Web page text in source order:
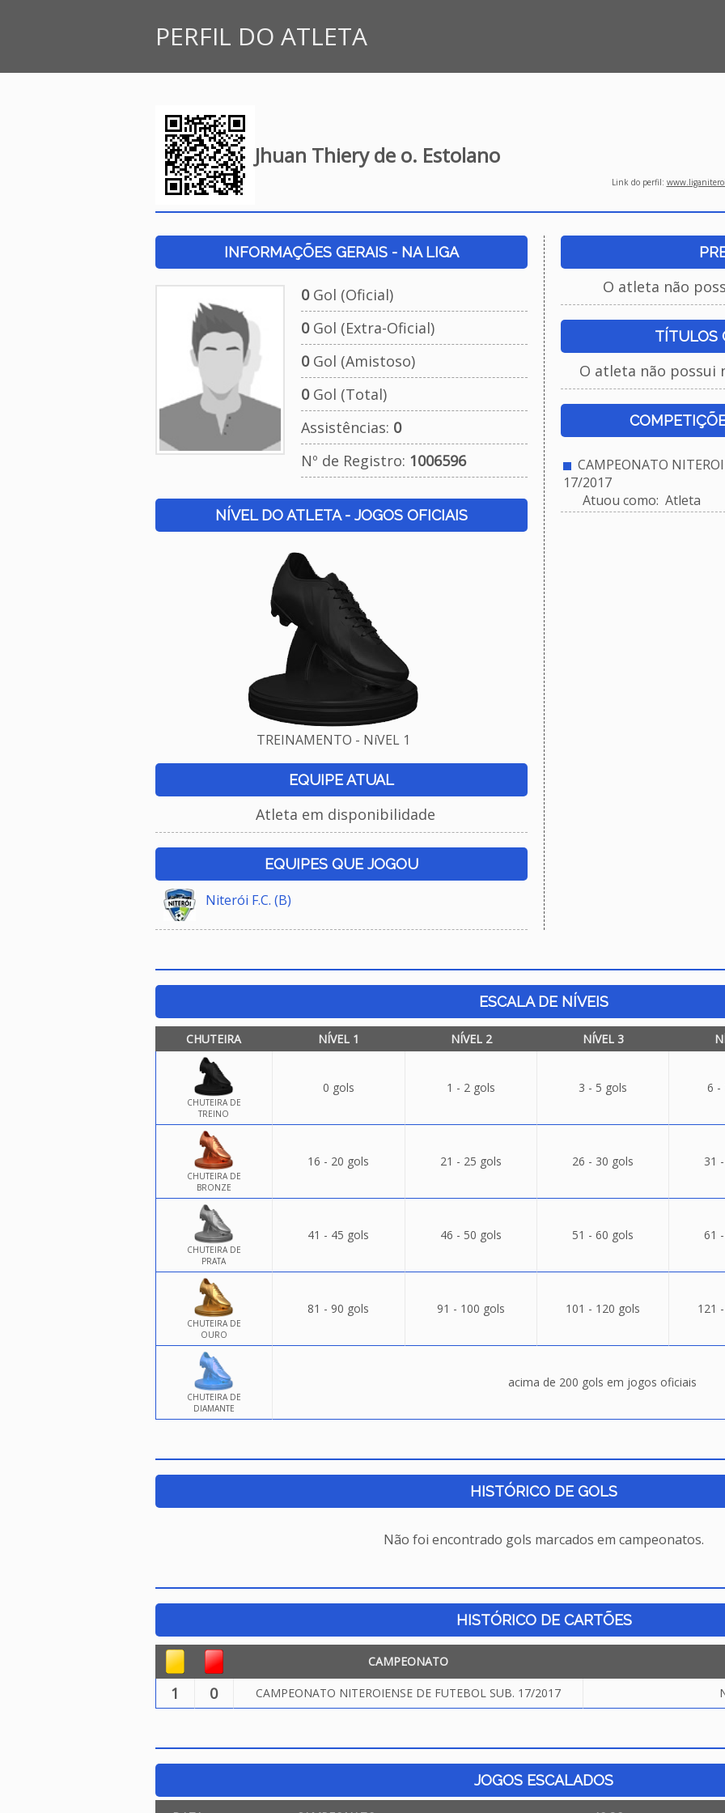
PERFIL DO ATLETA
Jhuan Thiery de o. Estolano
Link do perfil:
INFORMAÇÕES GERAIS - NA LIGA
0Gol (Oficial)
0Gol (Extra-Oficial)
0Gol (Amistoso)
0Gol (Total)
Assistências: 0
Nº de Registro: 1006596
NÍVEL DO ATLETA - JOGOS OFICIAIS
TREINAMENTO - NíVEL 1
EQUIPE ATUAL
Atleta em disponibilidade
EQUIPES QUE JOGOU
Niterói F.C. (B)
O atleta não
TÍTULOS
O atleta não possui
CAMPEONATO
17/2017
Atuou como: Atleta
ESCALA DE NÍVEIS
CHUTEIRA NÍVEL 1 NÍVEL 2 NÍVEL 3
CHUTEIRA DE
TREINO
0 gols 1 - 2 gols 3 - 5 gols 6 -
CHUTEIRA DE
BRONZE
16 - 20 gols 21 - 25 gols 26 - 30 gols 31
CHUTEIRA DE
PRATA
41 - 45 gols 46 - 50 gols 51 - 60 gols 61
CHUTEIRA DE
OURO
81 - 90 gols 91 - 100 gols 101 - 120 gols 121
CHUTEIRA DE
DIAMANTE
acima de 200 gols em jogos oficiais
HISTÓRICO DE GOLS
Não foi encontrado gols marcados em campeonatos.
HISTÓRICO DE CARTÕES
CAMPEONATO
1 0 CAMPEONATO NITEROIENSE DE FUTEBOL SUB. 17/2017
JOGOS ESCALADOS